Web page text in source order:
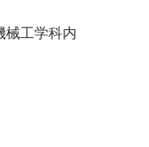
械工学科内